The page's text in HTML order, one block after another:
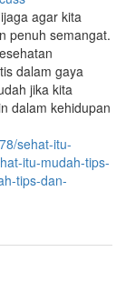
agar kita
penuh semangat.
dalam gaya
jika kita
dalam kehidupan
sehat-itu-
itu-mudah-tips-
tips-dan-